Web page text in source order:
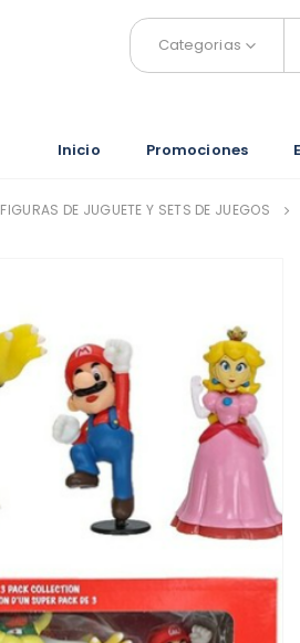
Categorias
Inicio Promociones
FIGURAS DE JUGUETE Y SETS DE JUEGOS